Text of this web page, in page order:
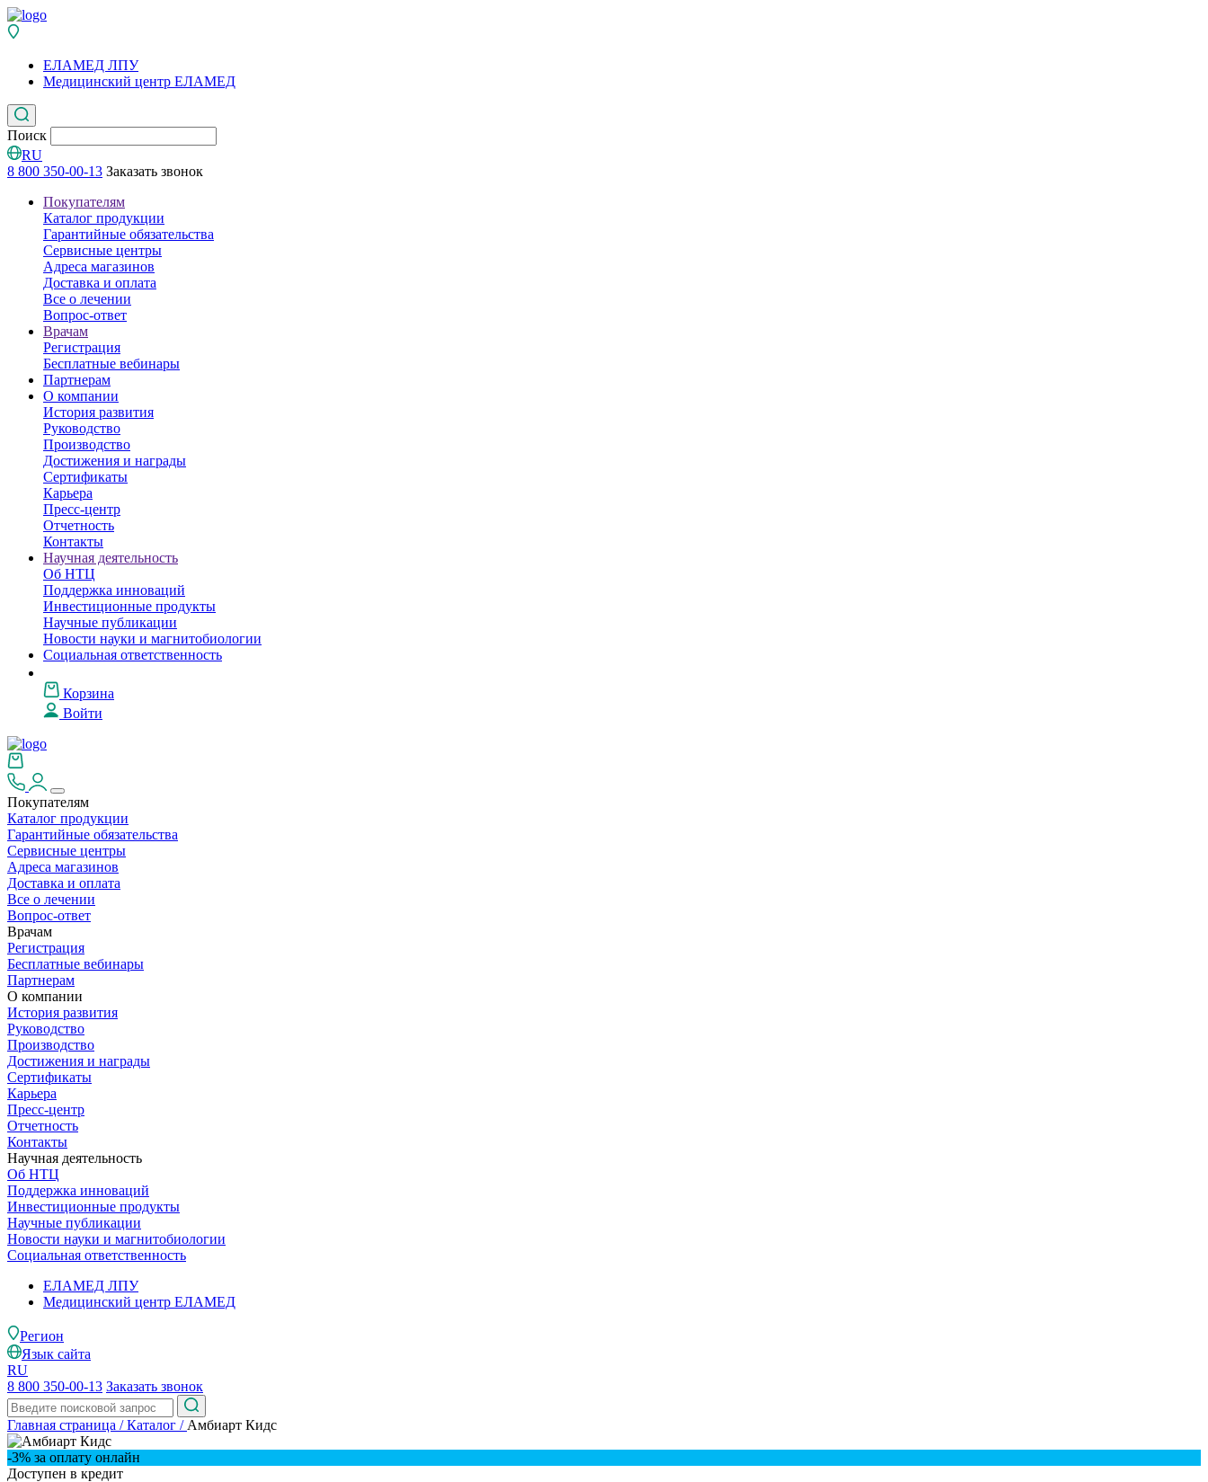
ЕЛАМЕД ЛПУ
Медицинский центр ЕЛАМЕД
Поиск
RU
8 800 350-00-13 Заказать звонок
Покупателям
Каталог продукции
Гарантийные обязательства
Сервисные центры
Адреса магазинов
Доставка и оплата
Все о лечении
Вопрос-ответ
Врачам
Регистрация
Бесплатные вебинары
Партнерам
О компании
История развития
Руководство
Производство
Достижения и награды
Сертификаты
Карьера
Пресс-центр
Отчетность
Контакты
Научная деятельность
Об НТЦ
Поддержка инноваций
Инвестиционные продукты
Научные публикации
Новости науки и магнитобиологии
Социальная ответственность
Корзина
Войти
Покупателям
Каталог продукции
Гарантийные обязательства
Сервисные центры
Адреса магазинов
Доставка и оплата
Все о лечении
Вопрос-ответ
Врачам
Регистрация
Бесплатные вебинары
Партнерам
О компании
История развития
Руководство
Производство
Достижения и награды
Сертификаты
Карьера
Пресс-центр
Отчетность
Контакты
Научная деятельность
Об НТЦ
Поддержка инноваций
Инвестиционные продукты
Научные публикации
Новости науки и магнитобиологии
Социальная ответственность
ЕЛАМЕД ЛПУ
Медицинский центр ЕЛАМЕД
Регион
Язык сайта
RU
8 800 350-00-13 Заказать звонок
Главная страница /Каталог / Амбиарт Кидс
-3% за оплату онлайн
Доступен в кредит